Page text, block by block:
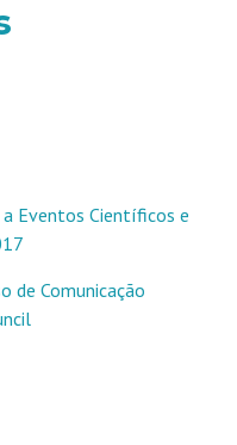
Eventos Científicos e
de Comunicação